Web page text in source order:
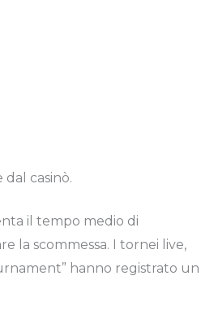
casinò.
il tempo medio di
la scommessa. I tornei live,
hanno registrato un